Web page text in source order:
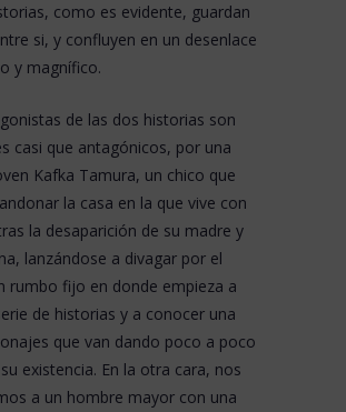
como es evidente, guardan
si, y confluyen en un desenlace
y magnífico.
de las dos historias son
casi que antagónicos, por una
Kafka Tamura, un chico que
la casa en la que vive con
la desaparición de su madre y
lanzándose a divagar por el
rumbo fijo en donde empieza a
de historias y a conocer una
que van dando poco a poco
existencia. En la otra cara, nos
a un hombre mayor con una